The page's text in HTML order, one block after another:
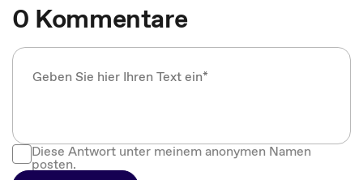
0 Kommentare
Diese Antwort unter meinem anonymen Namen
posten.